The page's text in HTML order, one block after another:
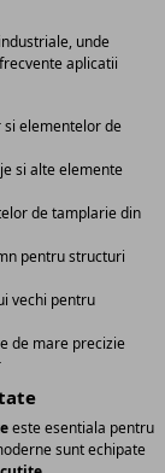
unde
aplicatii
elementelor de
si alte elemente
de tamplarie din
pentru structuri
vechi pentru
de mare precizie
este esentiala pentru
sunt echipate